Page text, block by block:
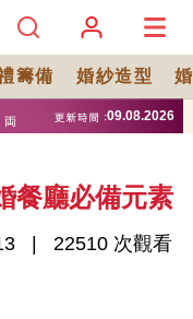
籌備 婚紗造型
餐廳必備元素
22510 次觀看